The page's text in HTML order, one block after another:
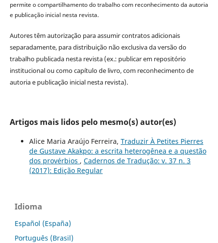
permite o compartilhamento do trabalho com reconhecimento da autoria
e publicação inicial nesta revista.
Autores têm autorização para assumir contratos adicionais
separadamente, para distribuição não exclusiva da versão do
trabalho publicada nesta revista (ex.: publicar em repositório
institucional ou como capítulo de livro, com reconhecimento de
autoria e publicação inicial nesta revista).
Artigos mais lidos pelo mesmo(s) autor(es)
Alice Maria Araújo Ferreira, Traduzir À Petites Pierres
de Gustave Akakpo: a escrita heterogênea e a questão
dos provérbios , Cadernos de Tradução: v. 37 n. 3
(2017): Edição Regular
Idioma
Español (España)
Português (Brasil)